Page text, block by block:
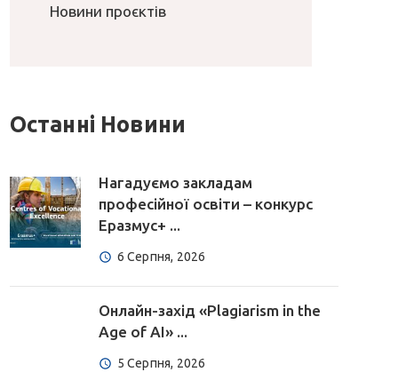
Новини проєктів
Останні Новини
Нагадуємо закладам
професійної освіти – конкурс
Еразмус+ ...
6 Серпня, 2026
Онлайн-захід «Plagiarism in the
Age of AI» ...
5 Серпня, 2026